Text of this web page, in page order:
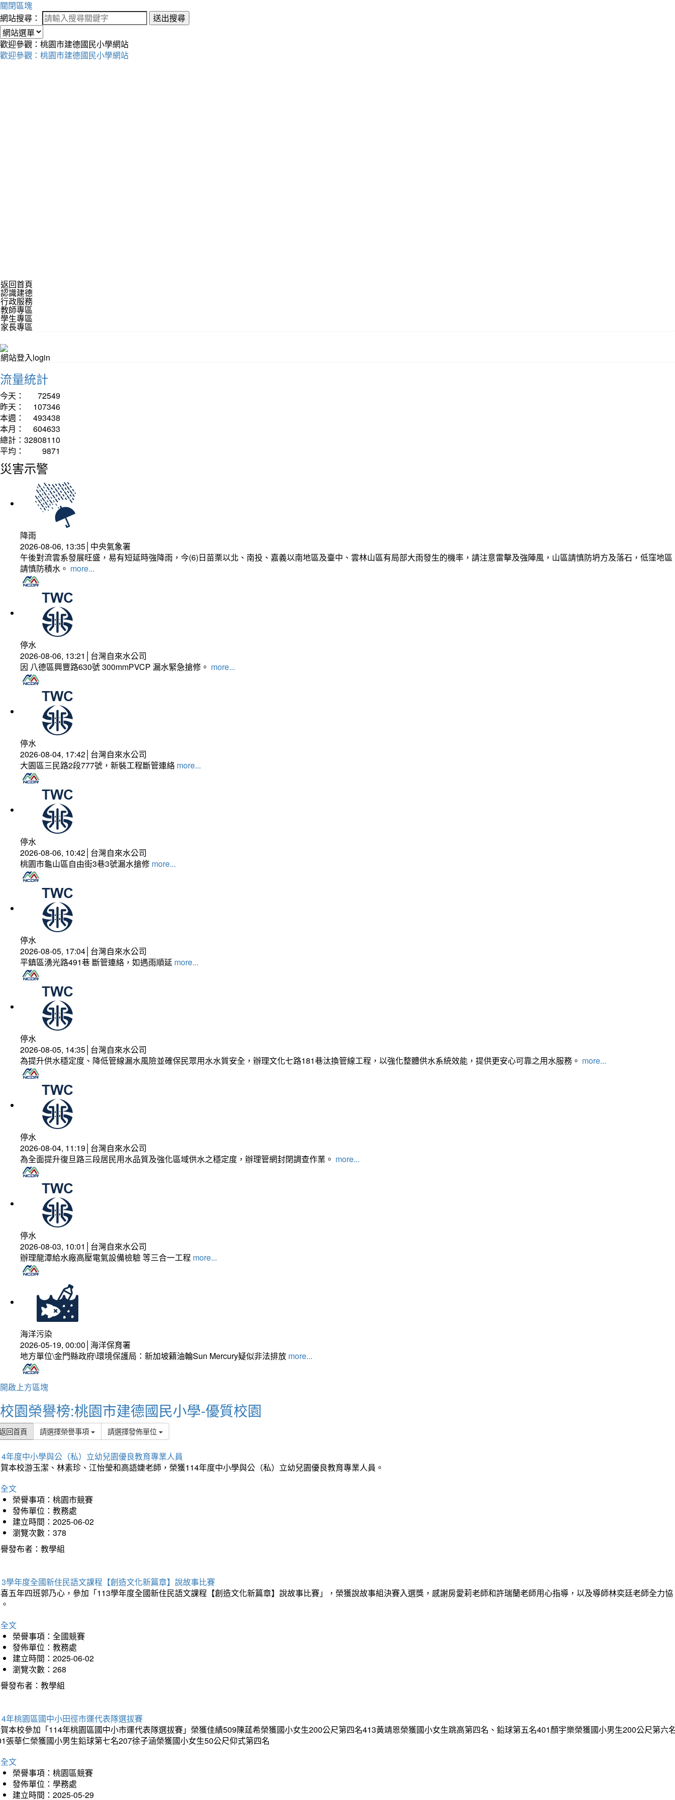
關閉區塊
網站搜尋：
送出搜尋
歡迎參觀：桃園市建德國民小學網站
歡迎參觀：桃園市建德國民小學網站
返回首頁
認識建德
行政服務
教師專區
學生專區
家長專區
網站登入login
流量統計
今天：
72549
昨天：
107346
本週：
493438
本月：
604633
總計： 32808110
平均：
9871
災害示警
降雨
2026-08-06, 13:35│中央氣象署
午後對流雲系發展旺盛，易有短延時強降雨，今(6)日苗栗以北、南投、嘉義以南地區及臺中、雲林山區有局部大雨發生的機率，請注意雷擊及強陣風，山區請慎防坍方及落石，低窪地區
請慎防積水。 more...
停水
2026-08-06, 13:21│台灣自來水公司
因 八德區興豐路630號 300mmPVCP 漏水緊急搶修。 more...
停水
2026-08-04, 17:42│台灣自來水公司
大園區三民路2段777號，新裝工程斷管連絡 more...
停水
2026-08-06, 10:42│台灣自來水公司
桃園市龜山區自由街3巷3號漏水搶修 more...
停水
2026-08-05, 17:04│台灣自來水公司
平鎮區湧光路491巷 斷管連絡，如遇雨順延 more...
停水
2026-08-05, 14:35│台灣自來水公司
為提升供水穩定度、降低管線漏水風險並確保民眾用水水質安全，辦理文化七路181巷汰換管線工程，以強化整體供水系統效能，提供更安心可靠之用水服務。 more...
停水
2026-08-04, 11:19│台灣自來水公司
為全面提升復旦路三段居民用水品質及強化區域供水之穩定度，辦理管網封閉調查作業。 more...
停水
2026-08-03, 10:01│台灣自來水公司
辦理龍潭給水廠高壓電氣設備檢驗 等三合一工程 more...
海洋污染
2026-05-19, 00:00│海洋保育署
地方單位\金門縣政府\環境保護局：新加坡籍油輪Sun Mercury疑似非法排放 more...
開啟上方區塊
校園榮譽榜:桃園市建德國民小學-優質校園
回首頁 請選擇榮譽事項 請選擇發佈單位
年度中小學與公（私）立幼兒園優良教育專業人員
本校游玉潔、林素珍、江怡瑩和高語婕老師，榮獲114年度中小學與公（私）立幼兒園優良教育專業人員。
文
榮譽事項：桃園市競賽
發佈單位：教務處
建立時間：2025-06-02
瀏覽次數：378
發布者：教學組
學年度全國新住民語文課程【創造文化新篇章】說故事比賽
五年四班郭乃心，參加「113學年度全國新住民語文課程【創造文化新篇章】說故事比賽」，榮獲說故事組決賽入選獎，感謝房愛莉老師和許瑞蘭老師用心指導，以及導師林奕廷老師全力協
文
榮譽事項：全國競賽
發佈單位：教務處
建立時間：2025-06-02
瀏覽次數：268
發布者：教學組
年桃園區國中小田徑市運代表隊選拔賽
本校參加「114年桃園區國中小市運代表隊選拔賽」榮獲佳績509陳莛希榮獲國小女生200公尺第四名413黃靖恩榮獲國小女生跳高第四名、鉛球第五名401顏宇樂榮獲國小男生200公尺第六
張華仁榮獲國小男生鉛球第七名207徐子涵榮獲國小女生50公尺仰式第四名
文
榮譽事項：桃園區競賽
發佈單位：學務處
建立時間：2025-05-29